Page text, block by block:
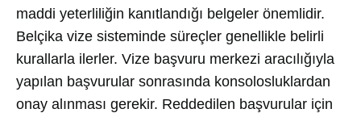
maddi yeterliliğin kanıtlandığı belgeler önemlidir.
Belçika vize sisteminde süreçler genellikle belirli
kurallarla ilerler. Vize başvuru merkezi aracılığıyla
yapılan başvurular sonrasında konsolosluklardan
onay alınması gerekir. Reddedilen başvurular için